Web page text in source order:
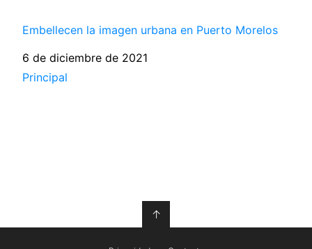
Embellecen la imagen urbana en Puerto Morelos
Fecha
6 de diciembre de 2021
Respecto a
Principal
↑